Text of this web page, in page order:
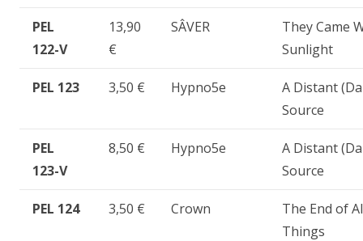
PEL
122-V
13,90
€
SÂVER
They Came
Sunlight
PEL 123 3,50 € Hypno5e
A Distant
Source
PEL
123-V
8,50 € Hypno5e
A Distant
Source
PEL 124 3,50 € Crown
The End of
Things